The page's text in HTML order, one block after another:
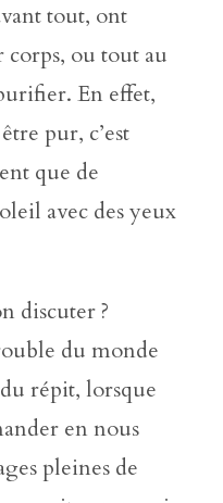
tout, ont
ou tout au
En effet,
pur, c’est
que de
avec des yeux
discuter ?
du monde
répit, lorsque
en nous
pleines de